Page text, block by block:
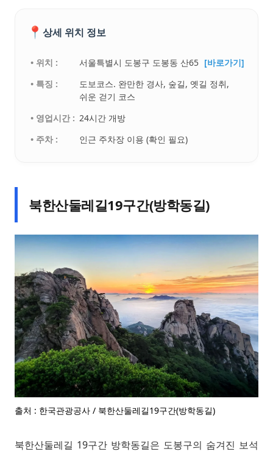
📍 상세 위치 정보
• 위치 : 서울특별시 도봉구 도봉동 산65 [바로가기]
• 특징 :
도보코스. 완만한 경사, 숲길, 옛길 정취,
쉬운 걷기 코스
• 영업시간 : 24시간 개방
• 주차 :
인근 주차장 이용 (확인 필요)
북한산둘레길19구간(방학동길)
출처 : 한국관광공사 / 북한산둘레길19구간(방학동길)
북한산둘레길 19구간 방학동길은 도봉구의 숨겨진 보석